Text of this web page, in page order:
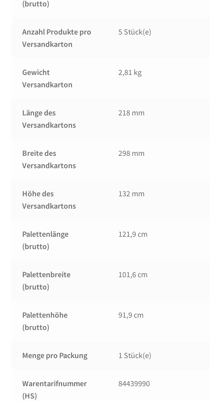
(brutto)
Anzahl Produkte pro
Versandkarton
5 Stück(e)
Gewicht
Versandkarton
2,81 kg
Länge des
Versandkartons
218 mm
Breite des
Versandkartons
298 mm
Höhe des
Versandkartons
132 mm
Palettenlänge
(brutto)
121,9 cm
Palettenbreite
(brutto)
101,6 cm
Palettenhöhe
(brutto)
91,9 cm
Menge pro Packung 1 Stück(e)
Warentarifnummer
(HS)
84439990